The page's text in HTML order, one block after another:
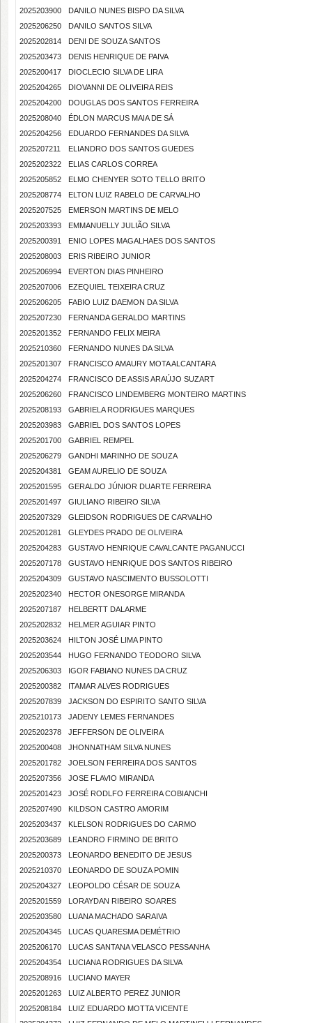
2025203900
DANILO NUNES BISPO DA SILVA
2025206250
DANILO SANTOS SILVA
2025202814
DENI DE SOUZA SANTOS
2025203473
DENIS HENRIQUE DE PAIVA
2025200417
DIOCLECIO SILVA DE LIRA
2025204265
DIOVANNI DE OLIVEIRA REIS
2025204200
DOUGLAS DOS SANTOS FERREIRA
2025208040
ÉDLON MARCUS MAIA DE SÁ
2025204256
EDUARDO FERNANDES DA SILVA
2025207211
ELIANDRO DOS SANTOS GUEDES
2025202322
ELIAS CARLOS CORREA
2025205852
ELMO CHENYER SOTO TELLO BRITO
2025208774
ELTON LUIZ RABELO DE CARVALHO
2025207525
EMERSON MARTINS DE MELO
2025203393
EMMANUELLY JULIÃO SILVA
2025200391
ENIO LOPES MAGALHAES DOS SANTOS
2025208003
ERIS RIBEIRO JUNIOR
2025206994
EVERTON DIAS PINHEIRO
2025207006
EZEQUIEL TEIXEIRA CRUZ
2025206205
FABIO LUIZ DAEMON DA SILVA
2025207230
FERNANDA GERALDO MARTINS
2025201352
FERNANDO FELIX MEIRA
2025210360
FERNANDO NUNES DA SILVA
2025201307
FRANCISCO AMAURY MOTA ALCANTARA
2025204274
FRANCISCO DE ASSIS ARAÚJO SUZART
2025206260
FRANCISCO LINDEMBERG MONTEIRO MARTINS
2025208193
GABRIELA RODRIGUES MARQUES
2025203983
GABRIEL DOS SANTOS LOPES
2025201700
GABRIEL REMPEL
2025206279
GANDHI MARINHO DE SOUZA
2025204381
GEAM AURELIO DE SOUZA
2025201595
GERALDO JÚNIOR DUARTE FERREIRA
2025201497
GIULIANO RIBEIRO SILVA
2025207329
GLEIDSON RODRIGUES DE CARVALHO
2025201281
GLEYDES PRADO DE OLIVEIRA
2025204283
GUSTAVO HENRIQUE CAVALCANTE PAGANUCCI
2025207178
GUSTAVO HENRIQUE DOS SANTOS RIBEIRO
2025204309
GUSTAVO NASCIMENTO BUSSOLOTTI
2025202340
HECTOR ONESORGE MIRANDA
2025207187
HELBERTT DALARME
2025202832
HELMER AGUIAR PINTO
2025203624
HILTON JOSÉ LIMA PINTO
2025203544
HUGO FERNANDO TEODORO SILVA
2025206303
IGOR FABIANO NUNES DA CRUZ
2025200382
ITAMAR ALVES RODRIGUES
2025207839
JACKSON DO ESPIRITO SANTO SILVA
2025210173
JADENY LEMES FERNANDES
2025202378
JEFFERSON DE OLIVEIRA
2025200408
JHONNATHAM SILVA NUNES
2025201782
JOELSON FERREIRA DOS SANTOS
2025207356
JOSE FLAVIO MIRANDA
2025201423
JOSÉ RODLFO FERREIRA COBIANCHI
2025207490
KILDSON CASTRO AMORIM
2025203437
KLELSON RODRIGUES DO CARMO
2025203689
LEANDRO FIRMINO DE BRITO
2025200373
LEONARDO BENEDITO DE JESUS
2025210370
LEONARDO DE SOUZA POMIN
2025204327
LEOPOLDO CÉSAR DE SOUZA
2025201559
LORAYDAN RIBEIRO SOARES
2025203580
LUANA MACHADO SARAIVA
2025204345
LUCAS QUARESMA DEMÉTRIO
2025206170
LUCAS SANTANA VELASCO PESSANHA
2025204354
LUCIANA RODRIGUES DA SILVA
2025208916
LUCIANO MAYER
2025201263
LUIZ ALBERTO PEREZ JUNIOR
2025208184
LUIZ EDUARDO MOTTA VICENTE